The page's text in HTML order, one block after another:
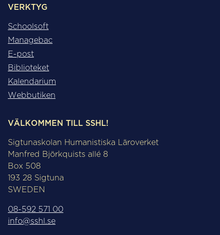
VERKTYG
Schoolsoft
Managebac
E-post
Biblioteket
Kalendarium
Webbutiken
VÄLKOMMEN TILL SSHL!
Sigtunaskolan Humanistiska Läroverket
Manfred Björkquists allé 8
Box 508
193 28 Sigtuna
SWEDEN
08-592 571 00
info@sshl.se